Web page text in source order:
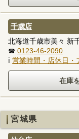
千歳店
北海道千歳市美々 新
☎ 0123-46-2090
ℹ 営業時間・店休日・
宮城県